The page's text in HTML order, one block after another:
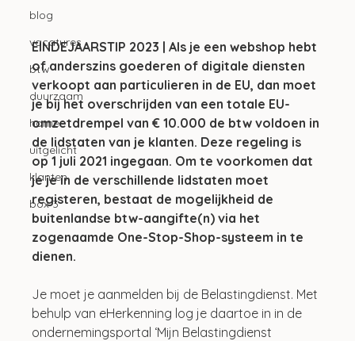
blog
vacatures
btw
duurzaam
home
uitgelicht
klanten
box 3
EINDEJAARSTIP 2023 | Als je een webshop hebt
of anderszins goederen of digitale diensten
verkoopt aan particulieren in de EU, dan moet
je bij het overschrijden van een totale EU-
omzetdrempel van € 10.000 de btw voldoen in
de lidstaten van je klanten. Deze regeling is
op 1 juli 2021 ingegaan. Om te voorkomen dat
je je in de verschillende lidstaten moet
registeren, bestaat de mogelijkheid de
buitenlandse btw-aangifte(n) via het
zogenaamde One-Stop-Shop-systeem in te
dienen.
Je moet je aanmelden bij de Belastingdienst. Met
behulp van eHerkenning log je daartoe in in de
ondernemingsportal ‘Mijn Belastingdienst